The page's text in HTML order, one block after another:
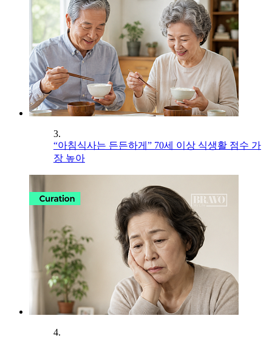
3.
“아침식사는 든든하게” 70세 이상 식생활 점수 가
장 높아
4.